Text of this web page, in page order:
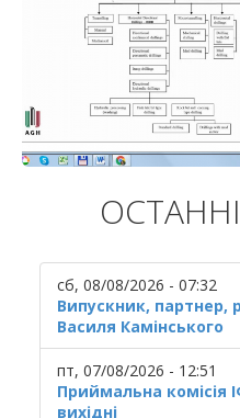
сб, 08/08/2026 - 07:32
Випускник, партнер,
Василя Камінського
пт, 07/08/2026 - 12:51
Приймальна комісія
вихідні